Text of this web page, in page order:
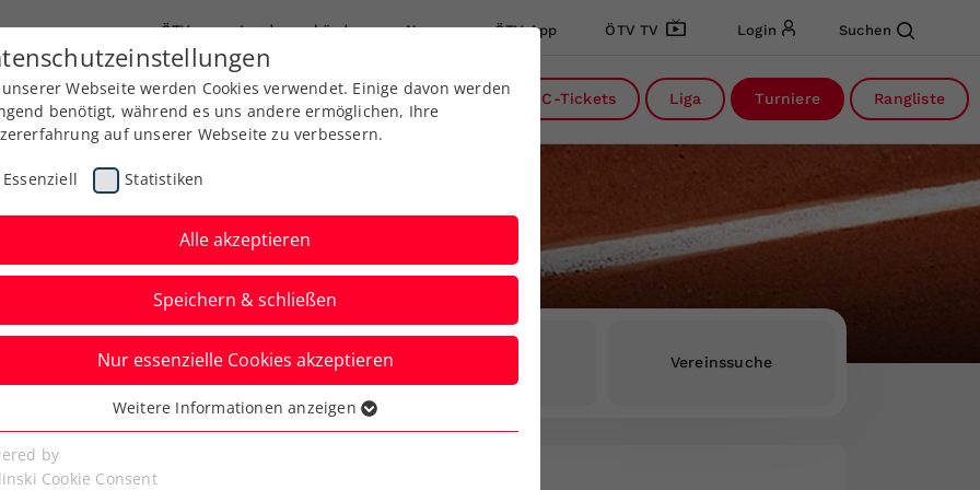
ÖTV Landesverbände News ÖTV App ÖTV TV Login Suchen
Ausbildung Services Über uns Kreise DC-Tickets Liga Turniere Rangliste
Rangliste Vereinssuche
Webseite werden Cookies verwendet. Einige davon werden
benötigt, während es uns andere ermöglichen, Ihre
auf unserer Webseite zu verbessern.
Essenziell Statistiken
Alle akzeptieren
Speichern & schließen
Nur essenzielle Cookies akzeptieren
Cookies werden für grundlegende Funktionen der
benötigt. Dadurch ist gewährleistet, dass die Webseite
Weitere Informationen anzeigen
by
Cookie Consent